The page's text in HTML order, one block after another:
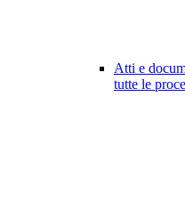
Atti e
tutte le